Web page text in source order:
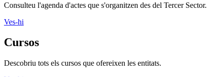
Consulteu l'agenda d'actes que s'organitzen des del Tercer Sector.
Ves-hi
Cursos
Descobriu tots els cursos que ofereixen les entitats.